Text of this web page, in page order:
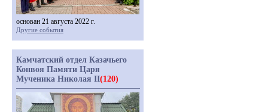
основан 21 августа 2022 г.
Другие события
Камчатский отдел Казачьего
Конвоя Памяти Царя
Мученика Николая II(120)